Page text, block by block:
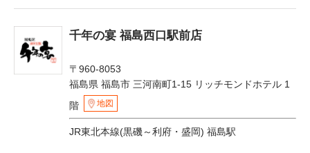
千年の宴 福島西口駅前店
〒960-8053
福島県 福島市 三河南町1-15 リッチモンドホテル 1
階
地図
JR東北本線(黒磯～利府・盛岡) 福島駅